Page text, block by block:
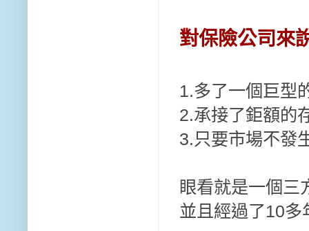
對保險公司來
1.多了一個巨型
2.承接了鉅額的
3.只要市場不發
眼看就是一個三
並且經過了10多